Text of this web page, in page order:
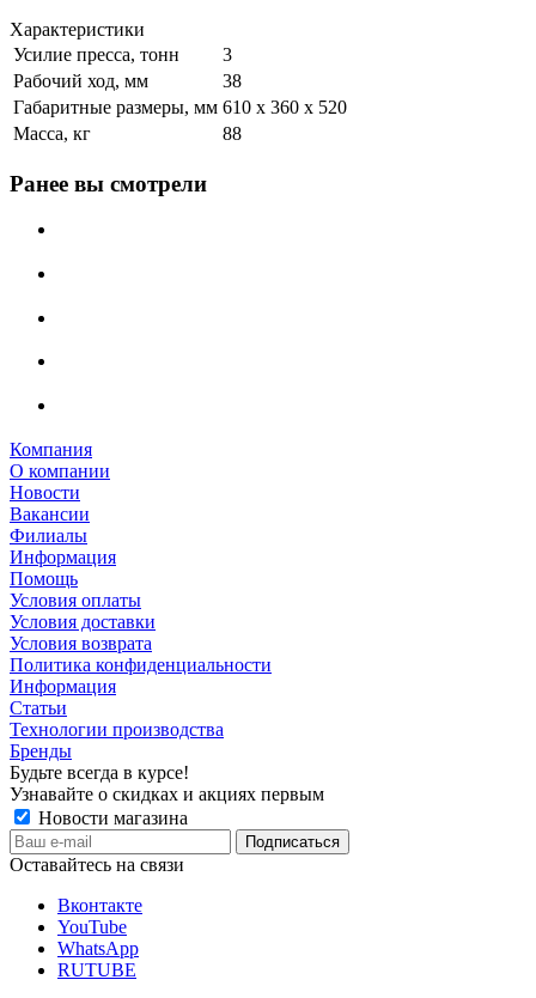
Характеристики
Усилие пресса, тонн
3
Рабочий ход, мм
38
Габаритные размеры, мм 610 х 360 х 520
Масса, кг
88
Ранее вы смотрели
Компания
О компании
Новости
Вакансии
Филиалы
Информация
Помощь
Условия оплаты
Условия доставки
Условия возврата
Политика конфиденциальности
Информация
Статьи
Технологии производства
Бренды
Будьте всегда в курсе!
Узнавайте о скидках и акциях первым
Новости магазина
Оставайтесь на связи
Вконтакте
YouTube
WhatsApp
RUTUBE